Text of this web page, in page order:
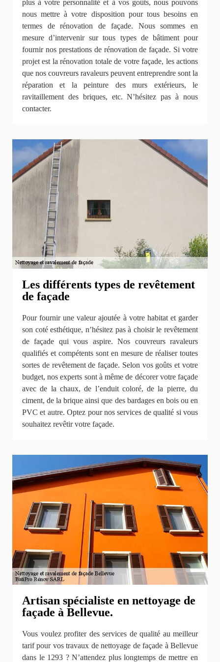
plus à votre personnalité et à vos goûts, nous pouvons
nous mettre à votre disposition pour tous besoins en
termes de rénovation de façade. Nous sommes en
mesure d’intervenir sur tous types de bâtiment pour
fournir nos prestations de rénovation de façade. Si votre
projet est la rénovation totale de votre façade, les actions
que nos couvreurs ravaleurs peuvent entreprendre sont la
réparation et la peinture des murs extérieurs, le
ravitaillement des briques, etc. N’hésitez pas à nous
contacter.
Les différents types de revêtement
de façade
Pour fournir une valeur ajoutée à votre habitat et garder
son coté esthétique, n’hésitez pas à choisir le revêtement
de façade qui vous aspire. Nos couvreurs ravaleurs
qualifiés et compétents sont en mesure de réaliser toutes
sortes de revêtement de façade. Selon vos goûts et votre
budget, nos experts sont à même de décorer votre façade
avec de la chaux, de l’enduit coloré, de la pierre, du
ciment, de la brique ainsi que des bardages en bois ou en
PVC et autre. Optez pour nos services de qualité si vous
souhaitez revêtir votre façade.
Artisan spécialiste en nettoyage de
façade à Bellevue.
Vous voulez profiter des services de qualité au meilleur
tarif pour vos travaux de nettoyage de façade à Bellevue
dans le 1293 ? N’attendez plus longtemps de mettre en